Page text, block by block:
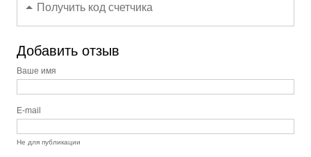
Получить код счетчика
Добавить отзыв
Ваше имя
E-mail
Не для публикации